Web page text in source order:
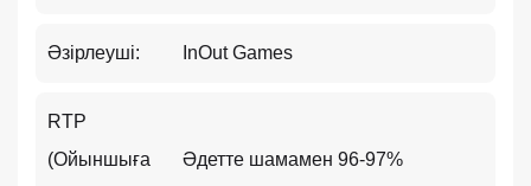
Әзірлеуші: InOut Games
RTP
(Ойыншыға
Әдетте шамамен 96-97%